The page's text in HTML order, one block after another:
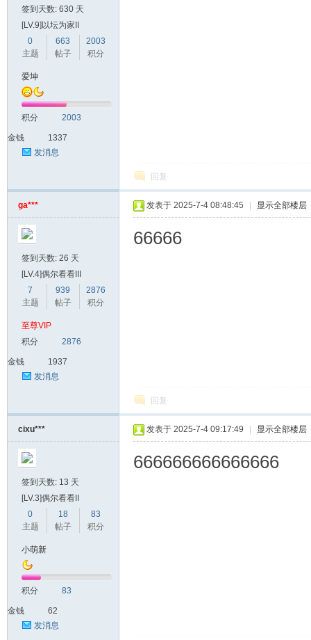
签到天数: 630 天
[LV.9]以坛为家II
0
主题
663
帖子
2003
积分
爱坤
积分 2003
金钱
1337
发消息
回复
ga***
签到天数: 26 天
[LV.4]偶尔看看III
7
主题
939
帖子
2876
积分
至尊VIP
积分
2876
金钱
1937
发消息
发表于 2025-7-4 08:48:45 显示全部楼层
66666
回复
cixu***
签到天数: 13 天
[LV.3]偶尔看看II
0
主题
18
帖子
83
积分
小萌新
积分 83
金钱
62
发消息
发表于 2025-7-4 09:17:49 显示全部楼层
666666666666666